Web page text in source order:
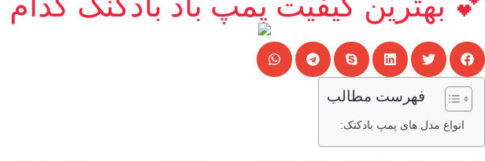
فهرست مطالب
انواع مدل های پمپ بادکنک: